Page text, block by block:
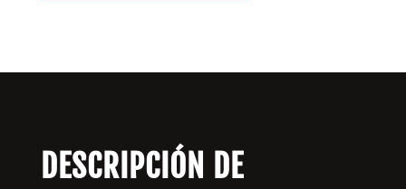
DESCRIPCIÓN DE